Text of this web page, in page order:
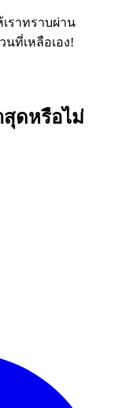
ราทราบผ่าน
นที่เหลือเอง!
ดหรือไม่